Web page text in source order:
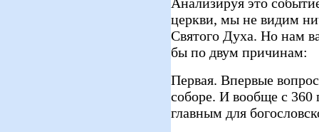
церкви, мы не видим
Святого Духа. Но нам
бы по двум причинам:
Первая. Впервые
соборе. И вообще с 360
главным для